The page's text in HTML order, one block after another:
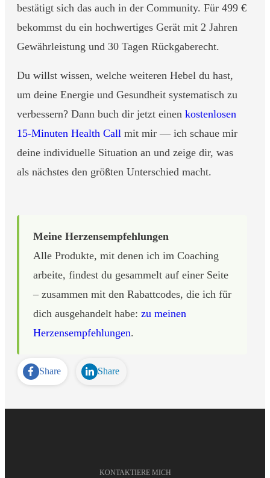
bestätigt sich das auch in der Community. Für 499 €
bekommst du ein hochwertiges Gerät mit 2 Jahren
Gewährleistung und 30 Tagen Rückgaberecht.
Du willst wissen, welche weiteren Hebel du hast,
um deine Energie und Gesundheit systematisch zu
verbessern? Dann buch dir jetzt einen kostenlosen
15-Minuten Health Call mit mir — ich schaue mir
deine individuelle Situation an und zeige dir, was
als nächstes den größten Unterschied macht.
Meine Herzensempfehlungen
Alle Produkte, mit denen ich im Coaching
arbeite, findest du gesammelt auf einer Seite
– zusammen mit den Rabattcodes, die ich für
dich ausgehandelt habe:zu meinen
Herzensempfehlungen.
Share Share
KONTAKTIERE MICH